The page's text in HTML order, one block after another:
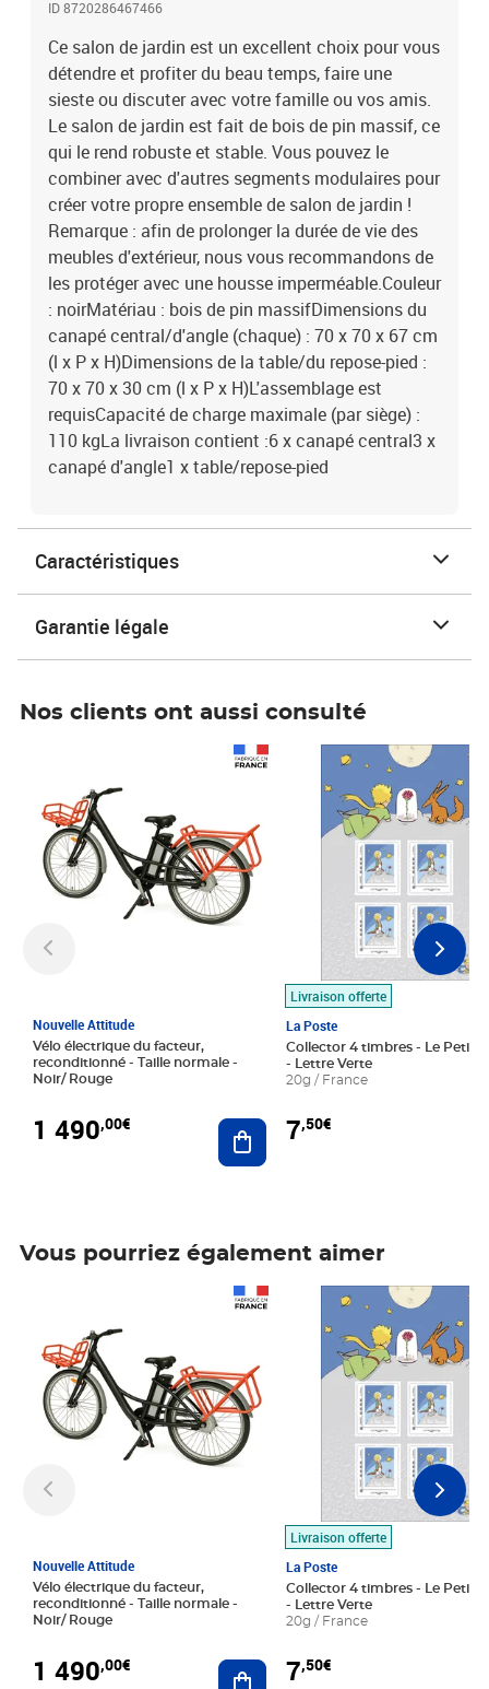
ID 8720286467466
Ce salon de jardin est un excellent choix pour vous
détendre et profiter du beau temps, faire une
sieste ou discuter avec votre famille ou vos amis.
Le salon de jardin est fait de bois de pin massif, ce
qui le rend robuste et stable. Vous pouvez le
combiner avec d'autres segments modulaires pour
créer votre propre ensemble de salon de jardin !
Remarque : afin de prolonger la durée de vie des
meubles d'extérieur, nous vous recommandons de
les protéger avec une housse imperméable.Couleur
: noirMatériau : bois de pin massifDimensions du
canapé central/d'angle (chaque) : 70 x 70 x 67 cm
(l x P x H)Dimensions de la table/du repose-pied :
70 x 70 x 30 cm (l x P x H)L'assemblage est
requisCapacité de charge maximale (par siège) :
110 kgLa livraison contient :6 x canapé central3 x
canapé d'angle1 x table/repose-pied
Caractéristiques
Garantie légale
Nos clients ont aussi consulté
Nouvelle Attitude
Vélo électrique du facteur,
reconditionné - Taille normale -
Noir/ Rouge
1 490,00€ Ajouter au panier
Livraison offerte
La Poste
Collector 4 timbres - Le Petit
- Lettre Verte
20g / France
7,50€
Prix 7,50€
Vous pourriez également aimer
Nouvelle Attitude
Vélo électrique du facteur,
reconditionné - Taille normale -
Noir/ Rouge
1 490,00€ Ajouter au panier
Livraison offerte
La Poste
Collector 4 timbres - Le Petit
- Lettre Verte
20g / France
7,50€
Prix 7,50€